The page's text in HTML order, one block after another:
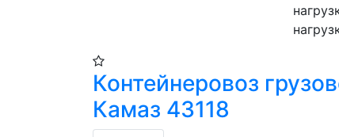
Контейнеровоз
Камаз 43118